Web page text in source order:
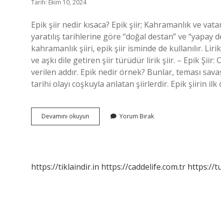
Tarih: Ekim 10, 2024
Epik şiir nedir kısaca? Epik şiir; Kahramanlık ve
yaratılış tarihlerine göre “doğal destan” ve “yapay
kahramanlık şiiri, epik şiir isminde de kullanılır.
ve aşkı dile getiren şiir türüdür lirik şiir. – Epik Şiir:
verilen addır. Epik nedir örnek? Bunlar, teması
tarihi olayı coşkuyla anlatan şiirlerdir. Epik şiirin
Devamını okuyun
Şiir
Yorum Bırak
https://tiklaindir.in https://caddelife.com.tr https://